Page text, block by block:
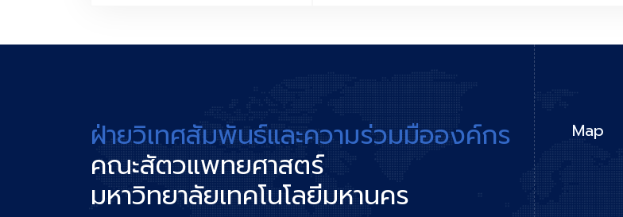
ฝ่ายวิเทศสัมพันธ์และความร่วมมือองค์กร
คณะสัตวแพทยศาสตร์
มหาวิทยาลัยเทคโนโลยีมหานคร
Map